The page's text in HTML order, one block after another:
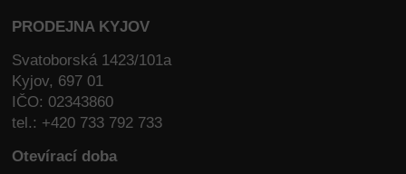
PRODEJNA KYJOV
Svatoborská 1423/101a
Kyjov, 697 01
IČO: 02343860
tel.: +420 733 792 733
Otevírací doba